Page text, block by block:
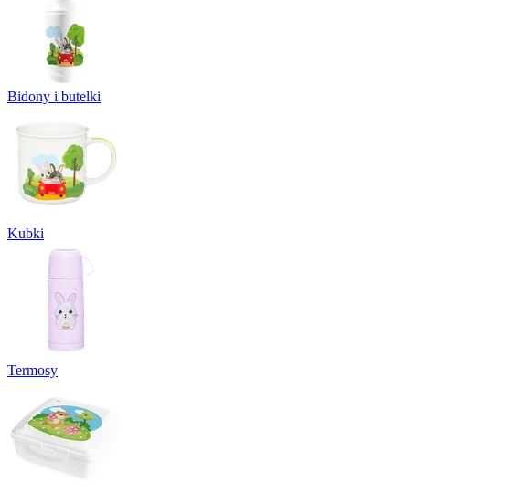
Bidony i butelki
Kubki
Termosy